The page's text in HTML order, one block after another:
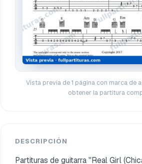
Vista previa de 1 página con marca de
obtener la partitura
DESCRIPCIÓN
Partituras de guitarra "Real Girl